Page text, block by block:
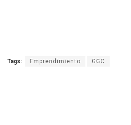
Tags: Emprendimiento GGC